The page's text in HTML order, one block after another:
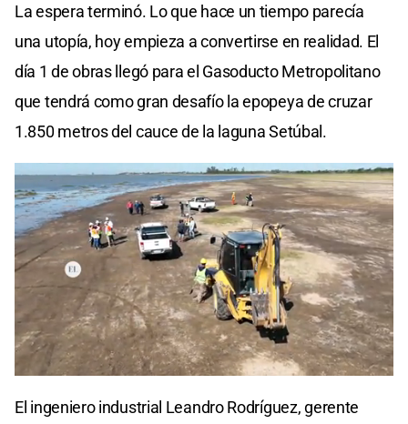
La espera terminó. Lo que hace un tiempo parecía
una utopía, hoy empieza a convertirse en realidad. El
día 1 de obras llegó para el Gasoducto Metropolitano
que tendrá como gran desafío la epopeya de cruzar
1.850 metros del cauce de la laguna Setúbal.
El ingeniero industrial Leandro Rodríguez, gerente